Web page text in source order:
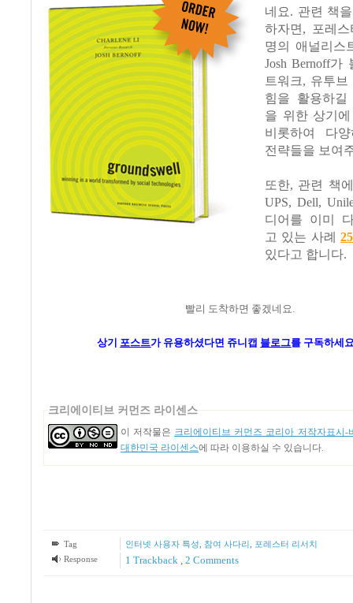
네요. 관련 책
하자면, 포레
명의 애널리스
Josh Bernoff가
트워크, 유투
힘을 활용하
을 위한 상기
비롯하여 다
전략들을 보여
또한, 관련 책
UPS, Dell,
디어를 이미
고 있는 사례
있다고 합니다.
빨리 도착하면 좋겠네요.
상기 포스트가유용하셨다면 쥬니캡 블로그를 구독하세
크리에이티브 커먼즈 라이센스
이 저작물은 크리에이티브 커먼즈 코리아 저작자표시-
대한민국 라이센스에 따라 이용하실 수 있습니다.
Tag 인터넷 사용자 특성 참여 사다리
포레스터 리서치
Response
1 Trackback , 2 Comments